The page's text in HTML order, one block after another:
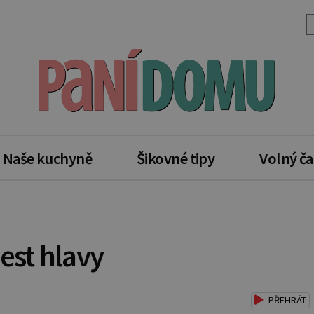
Naše kuchyně Šikovné tipy Volný
hlavy
PŘEHRÁT